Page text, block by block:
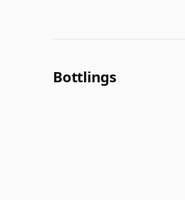
Bottlings